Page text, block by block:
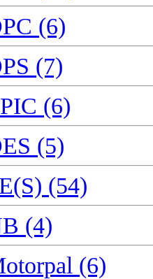
(6)
(7)
(6)
(5)
(54)
(4)
(6)